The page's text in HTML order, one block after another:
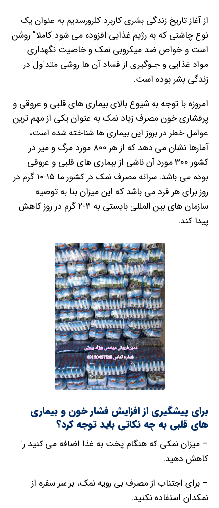
از آغاز تاریخ زندگی بشری کاربرد کلرورسدیم به عنوان یک
نوع چاشنی که به رژیم غذایی افزوده می شود کاملا” روشن
است و خواص ضد میکروبی نمک و خاصیت نگهداری
مواد غذایی و جلوگیری از فساد آن ها روشی متداول در
زندگی بشر بوده است.
امروزه با توجه به شیوع بالای بیماری های قلبی و عروقی و
پرفشاری خون مصرف زیاد نمک به عنوان یکی از مهم ترین
عوامل خطر در بروز این بیماری ها شناخته شده است،
آمارها نشان می دهد که از هر ۸۰۰ مورد مرگ و میر در
کشور ۳۰۰ مورد آن ناشی از بیماری های قلبی و عروقی
بوده می باشد. سرانه مصرف نمک در کشور ما ۱۵-۱۰ گرم در
روز برای هر فرد می باشد که این میزان بنا به توصیه
سازمان های بین المللی بایستی به ۳-۲ گرم در روز کاهش
پیدا کند.
برای پیشگیری از افزایش فشار خون و بیماری
های قلبی به چه نکاتی باید توجه کرد؟
– میزان نمکی که هنگام پخت به غذا اضافه می کنید را
کاهش دهید.
– برای اجتناب از مصرف بی رویه نمک، بر سر سفره از
نمکدان استفاده نکنید.